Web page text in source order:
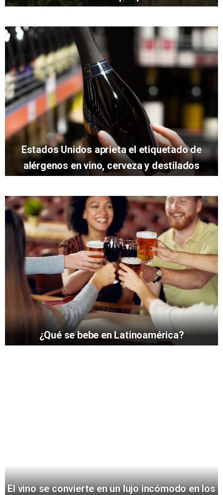
Estados Unidos aprieta el etiquetado de
alérgenos en vino, cerveza y destilados
¿Qué se bebe en Latinoamérica?
El vino se convierte en un lujo incómodo en los